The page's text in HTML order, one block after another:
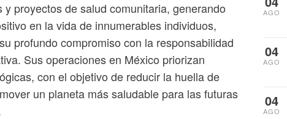
y proyectos de salud comunitaria, generando
en la vida de innumerables individuos,
profundo compromiso con la responsabilidad
Sus operaciones en México priorizan
con el objetivo de reducir la huella de
un planeta más saludable para las futuras
AGO
04
AGO
04
AGO